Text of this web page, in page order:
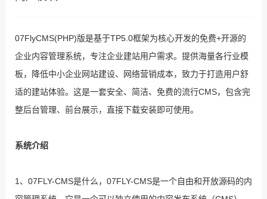
07FlyCMS(PHP)版是基于TP5.0框架为核心开发的免费+开源的
企业内容管理系统，专注企业建站用户需求。提供海量各行业模
板，降低中小企业网站建设、网络营销成本，致力于打造用户舒
适的建站体验。这是一套安全、简洁、免费的流行CMS，包含完
整后台管理、前台展示，直接下载安装即可使用。
系统介绍
1、07FLY-CMS是什么，07FLY-CMS是一个自由和开放源码的内